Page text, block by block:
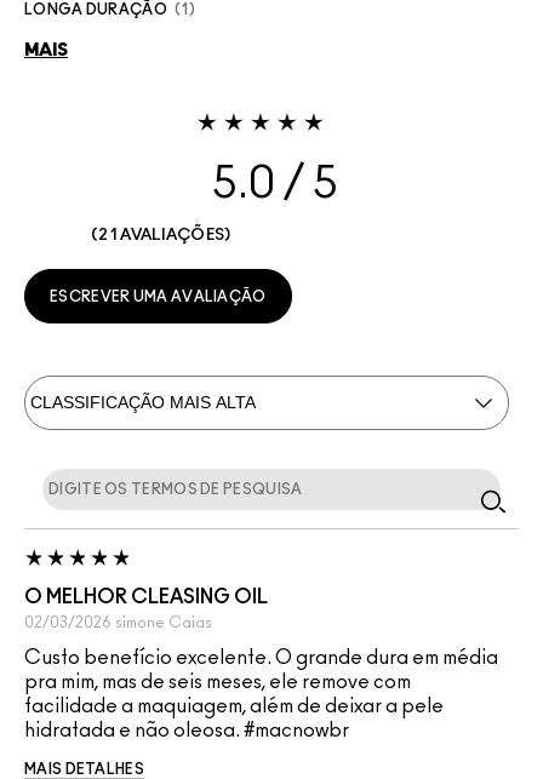
LONGA DURAÇÃO 1
MAIS
5.0
21 AVALIAÇÕES
ESCREVER UMA AVALIAÇÃO
O MELHOR CLEASING OIL
02/03/2026 simone Caias
Custo benefício excelente. O grande dura em média
pra mim, mas de seis meses, ele remove com
facilidade a maquiagem, além de deixar a pele
hidratada e não oleosa. #macnowbr
MAIS DETALHES